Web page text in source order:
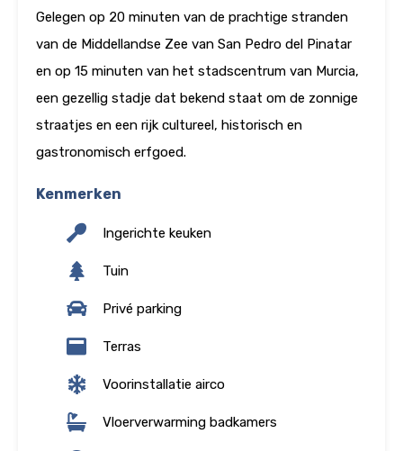
Gelegen op 20 minuten van de prachtige stranden
van de Middellandse Zee van San Pedro del Pinatar
en op 15 minuten van het stadscentrum van Murcia,
een gezellig stadje dat bekend staat om de zonnige
straatjes en een rijk cultureel, historisch en
gastronomisch erfgoed.
Kenmerken
Ingerichte keuken
Tuin
Privé parking
Terras
Voorinstallatie airco
Vloerverwarming badkamers